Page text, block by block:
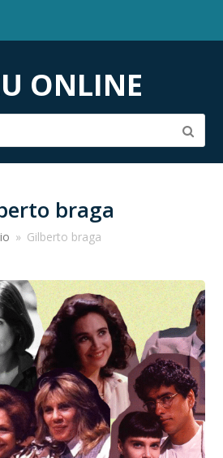
ONLINE
braga
» Gilberto braga